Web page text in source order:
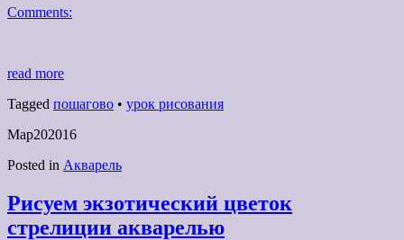
Comments:
read more
Tagged пошагово • урок рисования
Мар202016
Posted in Акварель
Рисуем экзотический цветок
стрелиции акварелью